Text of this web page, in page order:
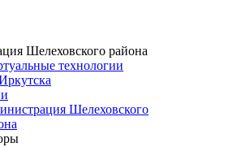
Шелеховского района
технологии
Шелеховского